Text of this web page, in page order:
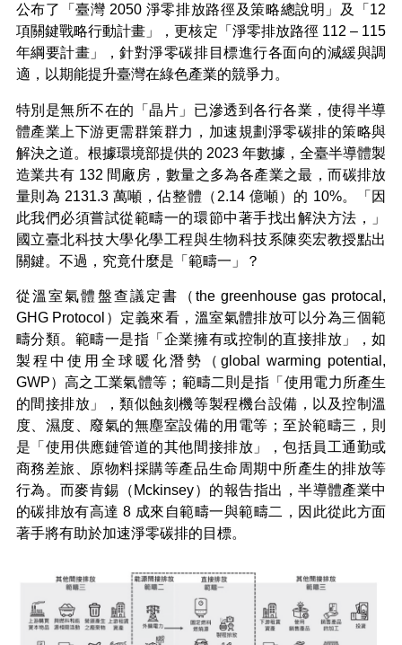
公布了「臺灣 2050 淨零排放路徑及策略總說明」及「12
項關鍵戰略行動計畫」，更核定「淨零排放路徑 112 – 115
年綱要計畫」，針對淨零碳排目標進行各面向的減緩與調
適，以期能提升臺灣在綠色產業的競爭力。
特別是無所不在的「晶片」已滲透到各行各業，使得半導
體產業上下游更需群策群力，加速規劃淨零碳排的策略與
解決之道。根據環境部提供的 2023 年數據，全臺半導體製
造業共有 132 間廠房，數量之多為各產業之最，而碳排放
量則為 2131.3 萬噸，佔整體（2.14 億噸）的 10%。「因
此我們必須嘗試從範疇一的環節中著手找出解決方法，」
國立臺北科技大學化學工程與生物科技系陳奕宏教授點出
關鍵。不過，究竟什麼是「範疇一」？
從溫室氣體盤查議定書（the greenhouse gas protocal,
GHG Protocol）定義來看，溫室氣體排放可以分為三個範
疇分類。範疇一是指「企業擁有或控制的直接排放」，如
製程中使用全球暖化潛勢（global warming potential,
GWP）高之工業氣體等；範疇二則是指「使用電力所產生
的間接排放」，類似蝕刻機等製程機台設備，以及控制溫
度、濕度、廢氣的無塵室設備的用電等；至於範疇三，則
是「使用供應鏈管道的其他間接排放」，包括員工通勤或
商務差旅、原物料採購等產品生命周期中所產生的排放等
行為。而麥肯錫（Mckinsey）的報告指出，半導體產業中
的碳排放有高達 8 成來自範疇一與範疇二，因此從此方面
著手將有助於加速淨零碳排的目標。